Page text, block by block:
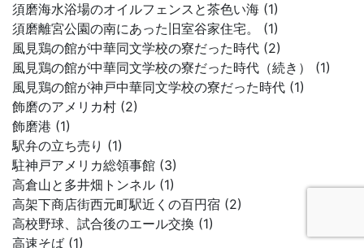
須磨海水浴場のオイルフェンスと茶色い海 (1)
須磨離宮公園の南にあった旧室谷家住宅。 (1)
風見鶏の館が中華同文学校の寮だった時代 (2)
風見鶏の館が中華同文学校の寮だった時代（続き） (1)
風見鶏の館が神戸中華同文学校の寮だった時代 (1)
飾磨のアメリカ村 (2)
飾磨港 (1)
駅弁の立ち売り (1)
駐神戸アメリカ総領事館 (3)
高倉山と多井畑トンネル (1)
高架下商店街西元町駅近くの百円宿 (2)
高校野球、試合後のエール交換 (1)
高速そば (1)